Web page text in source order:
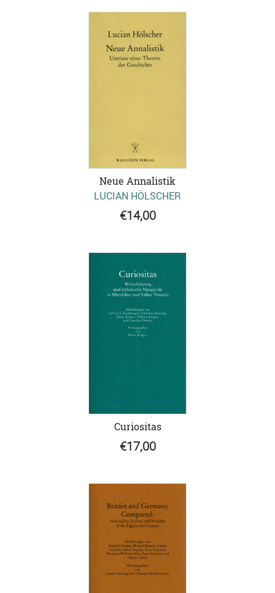
Neue Annalistik
LUCIAN HÖLSCHER
€14,00
Curiositas
€17,00